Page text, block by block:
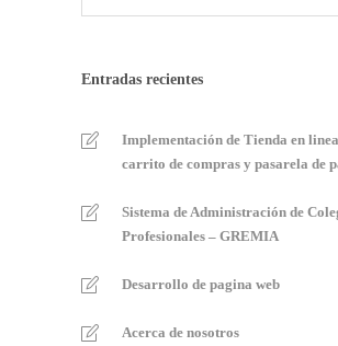
Entradas recientes
Implementación de Tienda en
carrito de compras y pasarela de
Sistema de Administración de
Profesionales – GREMIA
Desarrollo de pagina web
Acerca de nosotros